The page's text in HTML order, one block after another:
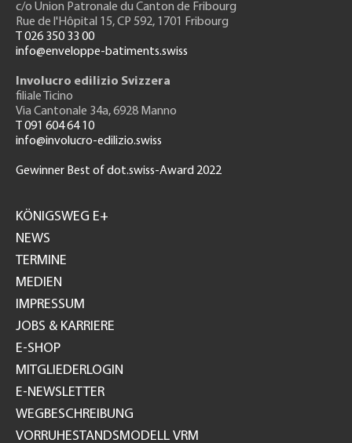
c/o Union Patronale du Canton de Fribourg
Rue de l'Hôpital 15, CP 592, 1701 Fribourg
T 026 350 33 00
info@enveloppe-batiments.swiss
Involucro edilizio Svizzera
filiale Ticino
Via Cantonale 34a, 6928 Manno
T 091 604 64 10
info@involucro-edilizio.swiss
Gewinner Best of dot.swiss-Award 2022
GH
KÖNIGSWEG E+
NEWS
TERMINE
MEDIEN
IMPRESSUM
JOBS & KARRIERE
E-SHOP
MITGLIEDERLOGIN
E-NEWSLETTER
WEGBESCHREIBUNG
VORRUHESTANDSMODELL VRM